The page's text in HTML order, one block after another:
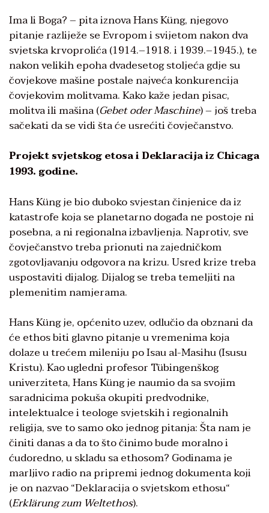
Ima li Boga? – pita iznova Hans Küng, njegovo
pitanje razliježe se Evropom i svijetom nakon dva
svjetska krvoprolića (1914.–1918. i 1939.–1945.), te
nakon velikih epoha dvadesetog stoljeća gdje su
čovjekove mašine postale najveća konkurencija
čovjekovim molitvama. Kako kaže jedan pisac,
molitva ili mašina (Gebet oder Maschine) – još treba
sačekati da se vidi šta će usrećiti čovječanstvo.
Projekt svjetskog etosa i Deklaracija iz Chicaga
1993. godine.
Hans Küng je bio duboko svjestan činjenice da iz
katastrofe koja se planetarno događa ne postoje ni
posebna, a ni regionalna izbavljenja. Naprotiv, sve
čovječanstvo treba prionuti na zajedničkom
zgotovljavanju odgovora na krizu. Usred krize treba
uspostaviti dijalog. Dijalog se treba temeljiti na
plemenitim namjerama.
Hans Küng je, općenito uzev, odlučio da obznani da
će ethos biti glavno pitanje u vremenima koja
dolaze u trećem mileniju po Isau al-Masihu (Isusu
Kristu). Kao ugledni profesor Tübingenškog
univerziteta, Hans Küng je naumio da sa svojim
saradnicima pokuša okupiti predvodnike,
intelektualce i teologe svjetskih i regionalnih
religija, sve to samo oko jednog pitanja: Šta nam je
činiti danas a da to što činimo bude moralno i
ćudoredno, u skladu sa ethosom? Godinama je
marljivo radio na pripremi jednog dokumenta koji
je on nazvao “Deklaracija o svjetskom ethosu“
(Erklärungzum Weltethos).